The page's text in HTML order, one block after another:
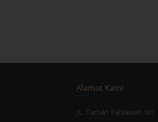
Alamat Kami
JL. Taman Pahlawan